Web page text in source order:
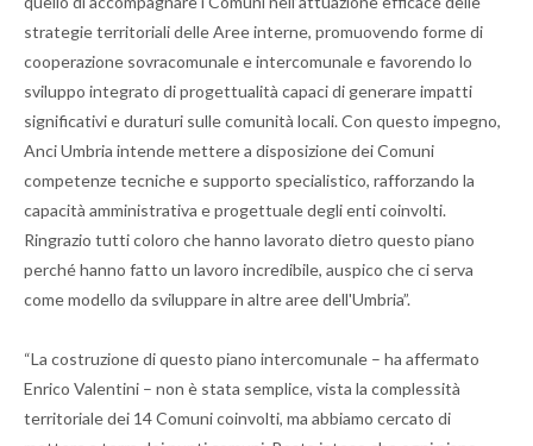
strategie territoriali delle Aree interne, promuovendo forme di
cooperazione sovracomunale e intercomunale e favorendo lo
sviluppo integrato di progettualità capaci di generare impatti
significativi e duraturi sulle comunità locali. Con questo impegno,
Anci Umbria intende mettere a disposizione dei Comuni
competenze tecniche e supporto specialistico, rafforzando la
capacità amministrativa e progettuale degli enti coinvolti.
Ringrazio tutti coloro che hanno lavorato dietro questo piano
perché hanno fatto un lavoro incredibile, auspico che ci serva
come modello da sviluppare in altre aree dell'Umbria”.
“La costruzione di questo piano intercomunale – ha affermato
Enrico Valentini – non è stata semplice, vista la complessità
territoriale dei 14 Comuni coinvolti, ma abbiamo cercato di